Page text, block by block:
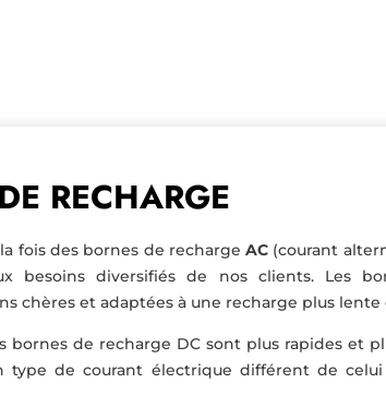
RECHARGE
fois des bornes de rechargeAC (courant
besoins diversifiés de nos clients. Les
chères et adaptées à une recharge plus lente
bornes de recharge DC sont plus rapides et
type de courant électrique différent de